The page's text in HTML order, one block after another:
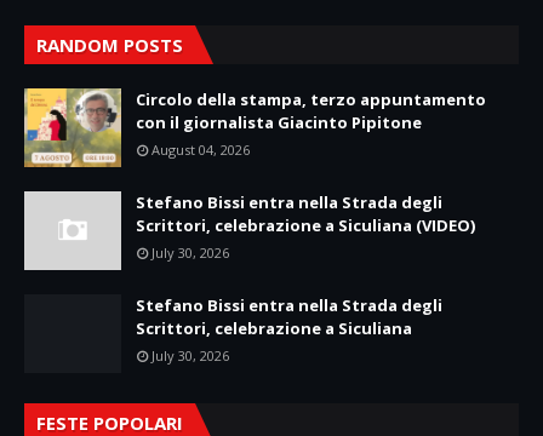
RANDOM POSTS
Circolo della stampa, terzo appuntamento
con il giornalista Giacinto Pipitone
August 04, 2026
Stefano Bissi entra nella Strada degli
Scrittori, celebrazione a Siculiana (VIDEO)
July 30, 2026
Stefano Bissi entra nella Strada degli
Scrittori, celebrazione a Siculiana
July 30, 2026
FESTE POPOLARI